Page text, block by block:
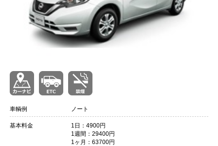
車輌例 ノート
基本料金
1日：4900円
1週間：29400円
1ヶ月：63700円